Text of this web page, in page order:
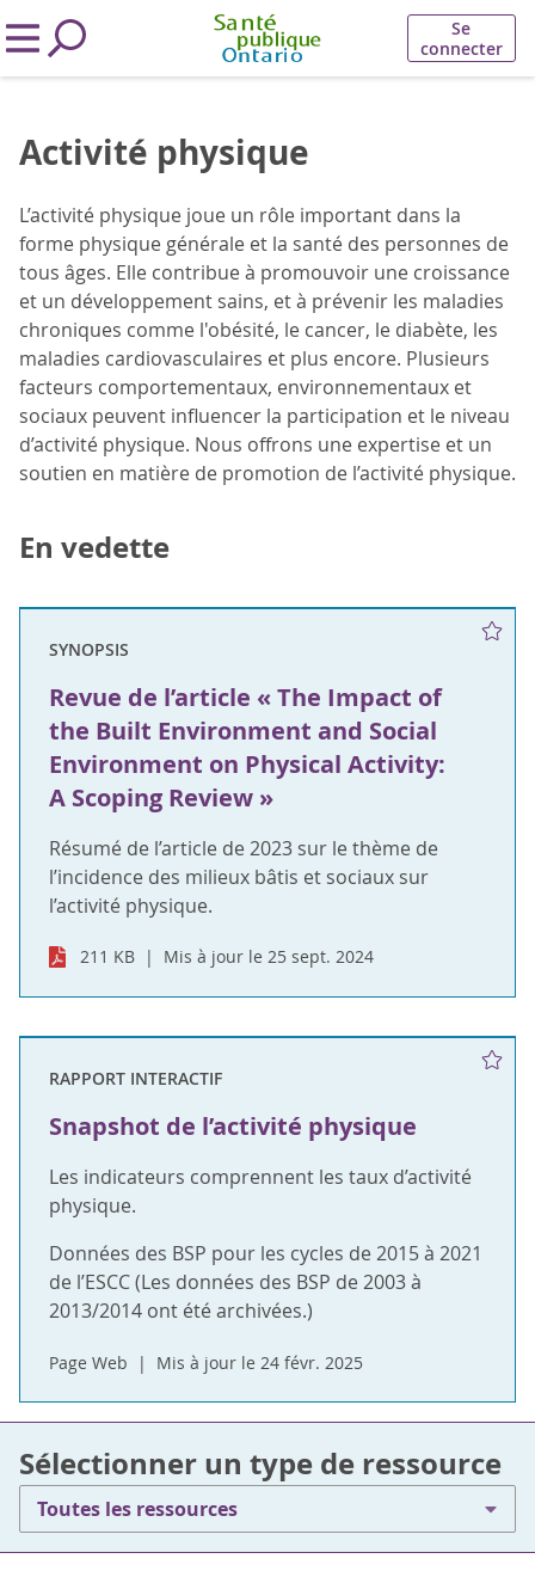
Se
connecter
Activité physique
L’activité physique joue un rôle important dans la
forme physique générale et la santé des personnes de
tous âges. Elle contribue à promouvoir une croissance
et un développement sains, et à prévenir les maladies
chroniques comme l'obésité, le cancer, le diabète, les
maladies cardiovasculaires et plus encore. Plusieurs
facteurs comportementaux, environnementaux et
sociaux peuvent influencer la participation et le niveau
d’activité physique. Nous offrons une expertise et un
soutien en matière de promotion de l’activité physique.
En vedette
SYNOPSIS
Revue de l’article « The Impact of
the Built Environment and Social
Environment on Physical Activity:
A Scoping Review »
Résumé de l’article de 2023 sur le thème de
l’incidence des milieux bâtis et sociaux sur
l’activité physique.
211 KB Mis à jour le 25 sept. 2024
RAPPORT INTERACTIF
Snapshot de l’activité physique
Les indicateurs comprennent les taux d’activité
physique.
Données des BSP pour les cycles de 2015 à 2021
de l’ESCC (Les données des BSP de 2003 à
2013/2014 ont été archivées.)
Page Web Mis à jour le 24 févr. 2025
Sélectionner un type de ressource
Toutes les ressources